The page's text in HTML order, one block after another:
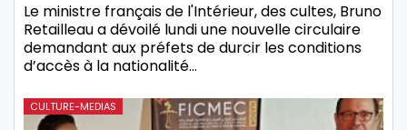
Le ministre français de l'Intérieur, des cultes, Bruno
Retailleau a dévoilé lundi une nouvelle circulaire
demandant aux préfets de durcir les conditions
d’accès à la nationalité…
CULTURE-MEDIAS